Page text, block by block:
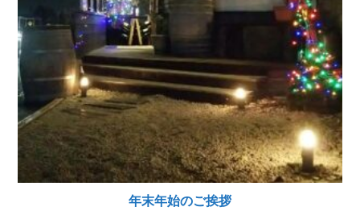
年末年始のご挨拶